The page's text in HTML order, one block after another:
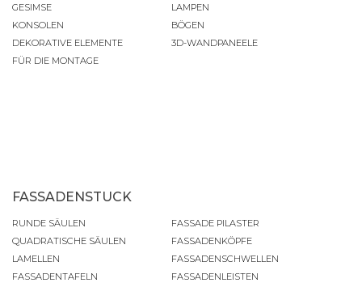
GESIMSE
KONSOLEN
DEKORATIVE ELEMENTE
FÜR DIE MONTAGE
LAMPEN
BÖGEN
3D-WANDPANEELE
FASSADENSTUCK
RUNDE SÄULEN
QUADRATISCHE SÄULEN
LAMELLEN
FASSADENTAFELN
FASSADE PILASTER
FASSADENKÖPFE
FASSADENSCHWELLEN
FASSADENLEISTEN